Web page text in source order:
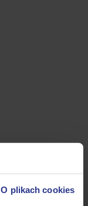
O plikach cookies